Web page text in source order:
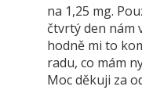
na 1,25 mg.
čtvrtý den nám
hodně mi to
radu, co mám
Moc děkuji za